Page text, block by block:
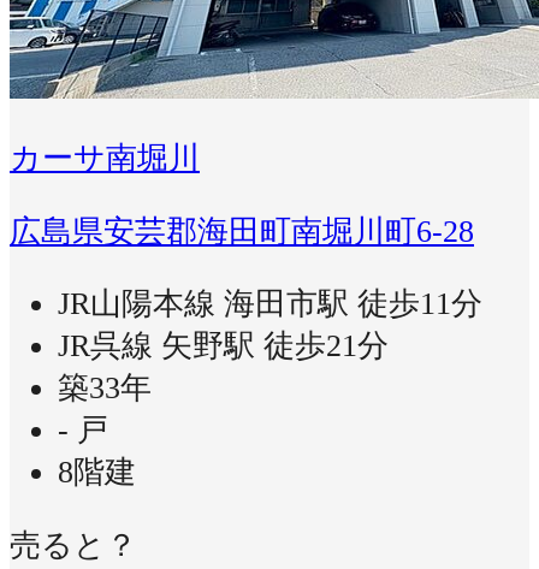
カーサ南堀川
広島県安芸郡海田町南堀川町6-28
JR山陽本線 海田市駅 徒歩11分
JR呉線 矢野駅 徒歩21分
築33年
- 戸
8階建
売ると？